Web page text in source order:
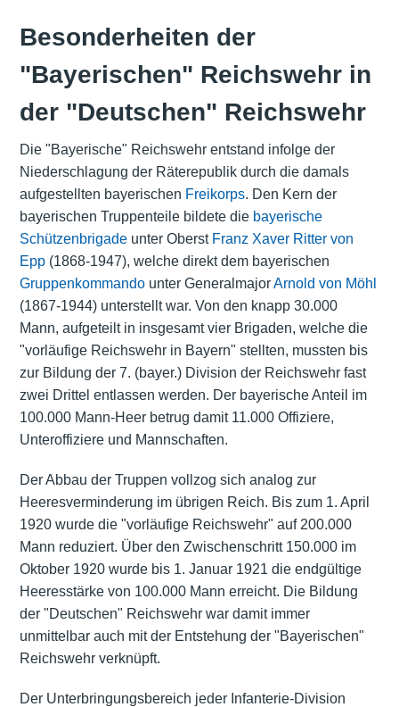
Besonderheiten der
"Bayerischen" Reichswehr in
der "Deutschen" Reichswehr
Die "Bayerische" Reichswehr entstand infolge der
Niederschlagung der Räterepublik durch die damals
aufgestellten bayerischen Freikorps. Den Kern der
bayerischen Truppenteile bildete die bayerische
Schützenbrigadeunter Oberst Franz Xaver Ritter von
Epp(1868-1947), welche direkt dem bayerischen
Gruppenkommandounter GeneralmajorArnold von Möhl
(1867-1944) unterstellt war. Von den knapp 30.000
Mann, aufgeteilt in insgesamt vier Brigaden, welche die
"vorläufige Reichswehr in Bayern" stellten, mussten bis
zur Bildung der 7. (bayer.) Division der Reichswehr fast
zwei Drittel entlassen werden. Der bayerische Anteil im
100.000 Mann-Heer betrug damit 11.000 Offiziere,
Unteroffiziere und Mannschaften.
Der Abbau der Truppen vollzog sich analog zur
Heeresverminderung im übrigen Reich. Bis zum 1. April
1920 wurde die "vorläufige Reichswehr" auf 200.000
Mann reduziert. Über den Zwischenschritt 150.000 im
Oktober 1920 wurde bis 1. Januar 1921 die endgültige
Heeresstärke von 100.000 Mann erreicht. Die Bildung
der "Deutschen" Reichswehr war damit immer
unmittelbar auch mit der Entstehung der "Bayerischen"
Reichswehr verknüpft.
Der Unterbringungsbereich jeder Infanterie-Division